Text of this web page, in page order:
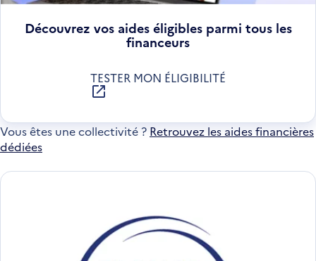
Découvrez vos aides éligibles parmi tous les
financeurs
TESTER MON ÉLIGIBILITÉ
UNE
NOUVELLE
Vous êtes une collectivité ? Retrouvez les aides financières
dédiées